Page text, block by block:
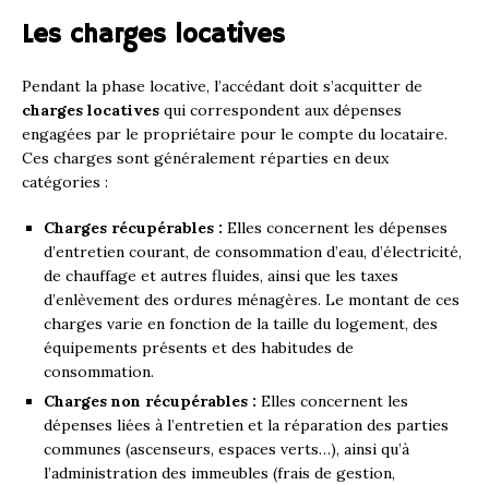
Les charges locatives
Pendant la phase locative, l’accédant doit s’acquitter de
charges locatives qui correspondent aux dépenses
engagées par le propriétaire pour le compte du locataire.
Ces charges sont généralement réparties en deux
catégories :
Charges récupérables : Elles concernent les dépenses
d’entretien courant, de consommation d’eau, d’électricité,
de chauffage et autres fluides, ainsi que les taxes
d’enlèvement des ordures ménagères. Le montant de ces
charges varie en fonction de la taille du logement, des
équipements présents et des habitudes de
consommation.
Charges non récupérables : Elles concernent les
dépenses liées à l’entretien et la réparation des parties
communes (ascenseurs, espaces verts…), ainsi qu’à
l’administration des immeubles (frais de gestion,